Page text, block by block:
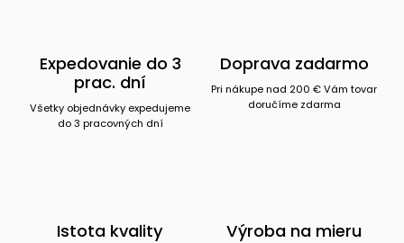
Expedovanie do 3
prac. dní
Všetky objednávky expedujeme
do 3 pracovných dní
Doprava zadarmo
Pri nákupe nad 200 € Vám tovar
doručíme zdarma
Istota kvality Výroba na mieru